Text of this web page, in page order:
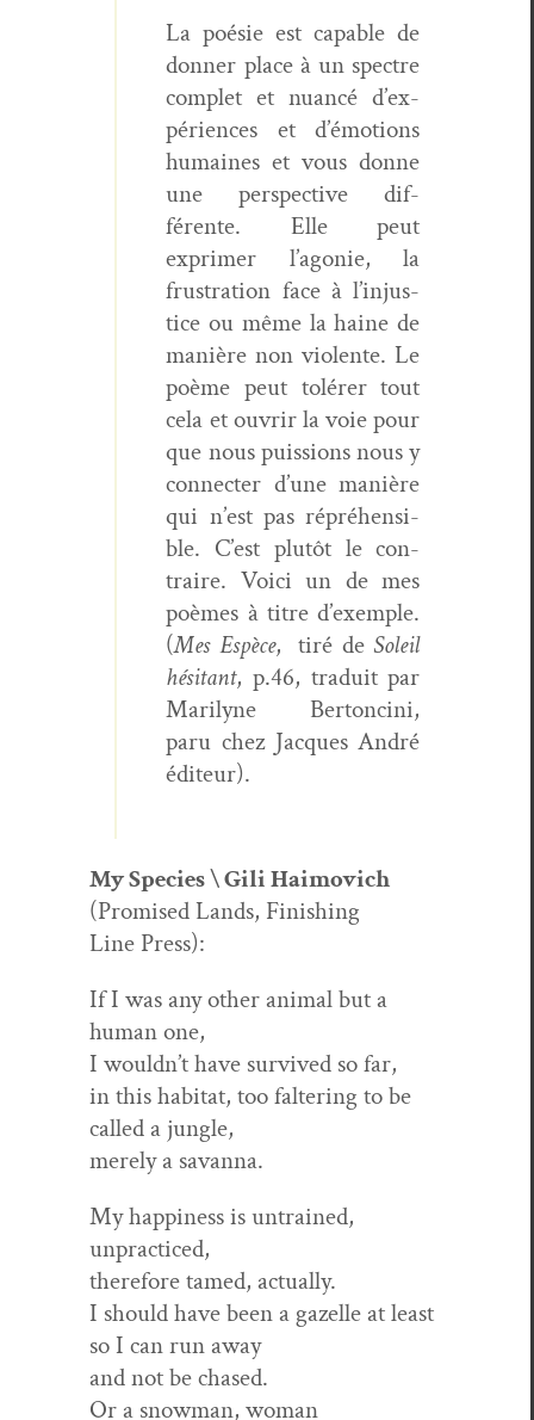
La poésie est capa­ble de
don­ner place à un spec­tre
com­plet et nuancé d’ex­
péri­ences et d’é­mo­tions
humaines et vous donne
une per­spec­tive dif­
férente. Elle peut
exprimer l’ag­o­nie, la
frus­tra­tion face à l’in­jus­
tice ou même la haine de
manière non vio­lente. Le
poème peut tolér­er tout
cela et ouvrir la voie pour
que nous puis­sions nous y
con­necter d’une manière
qui n’est pas répréhen­si­
ble. C’est plutôt le con­
traire. Voici un de mes
poèmes à titre d’ex­em­ple.
(Mes Espèce, tiré de Soleil
hési­tant, p.46, traduit par
Mar­i­lyne Bertonci­ni,
paru chez Jacques André
éditeur).
My Species \ Gili Haimovich
(Promised Lands, Fin­ish­ing
Line Press):
If I was any oth­er ani­mal but a
human one,
I wouldn’t have sur­vived so far,
in this habi­tat, too fal­ter­ing to be
called a jungle,
mere­ly a savanna.
My hap­pi­ness is untrained,
unpracticed,
there­fore tamed, actually.
I should have been a gazelle at least
so I can run away
and not be chased.
Or a snow­man, woman